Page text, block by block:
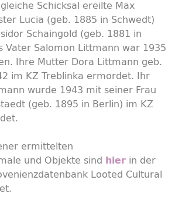
Schicksal ereilte Max
Lucia (geb. 1885 in Schwedt)
Schaingold (geb. 1881 in
Vater Salomon Littmann war 1935
Ihre Mutter Dora Littmann geb.
im KZ Treblinka ermordet. Ihr
wurde 1943 mit seiner Frau
(geb. 1895 in Berlin) im KZ
ermittelten
und Objekte sind hier in der
Looted Cultural